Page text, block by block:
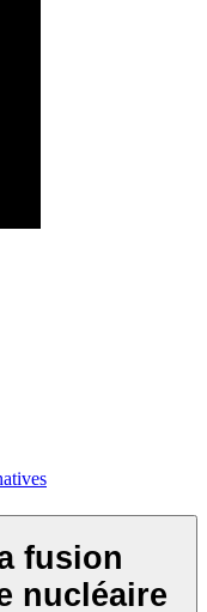
fusion
nucléaire